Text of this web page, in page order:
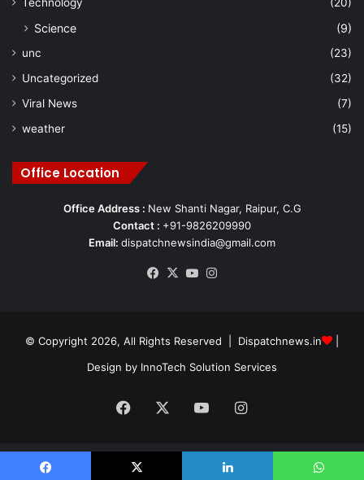
Science (9)
unc
(23)
Uncategorized
(32)
Viral News
(7)
weather
(15)
Office Location
Office Address : New Shanti Nagar, Raipur, C.G
Contact : +91-9826209990
Email: dispatchnewsindia@gmail.com
Facebook
X YouTube
© Copyright 2026, All Rights Reserved | Dispatchnews.in
Design by InnoTech Solution Services
Facebook YouTubeInstagram